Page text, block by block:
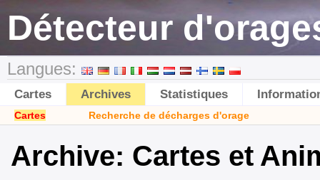
Détecteur
Langues:
Cartes Archives Statistiques
Cartes Recherche de décharges d'orage
Archive: Cartes et